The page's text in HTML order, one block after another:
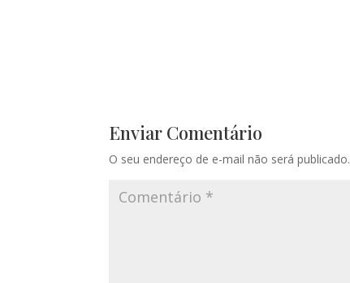
Enviar Comentário
O seu endereço de e-mail não será publicado.